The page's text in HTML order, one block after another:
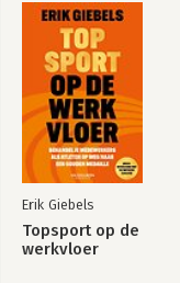
Bekijk alle boeken
Epiloog
Dankwoord
Erik Giebels
Topsport op de
werkvloer